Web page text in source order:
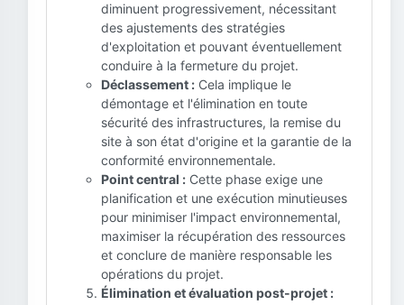
diminuent progressivement, nécessitant
des ajustements des stratégies
d'exploitation et pouvant éventuellement
conduire à la fermeture du projet.
Déclassement : Cela implique le
démontage et l'élimination en toute
sécurité des infrastructures, la remise du
site à son état d'origine et la garantie de la
conformité environnementale.
Point central : Cette phase exige une
planification et une exécution minutieuses
pour minimiser l'impact environnemental,
maximiser la récupération des ressources
et conclure de manière responsable les
opérations du projet.
Élimination et évaluation post-projet :